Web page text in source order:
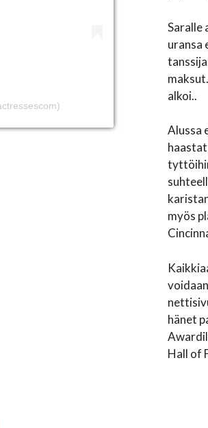
Saralle
uransa
alkoi..
Alussa
myös
hänet
Hall of